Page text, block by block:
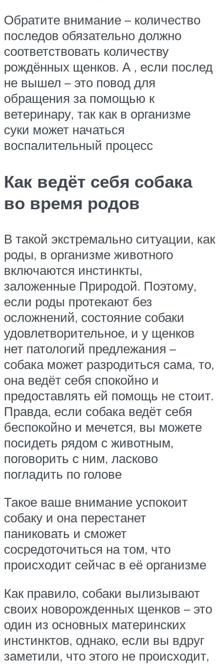
Обратите внимание – количество
последов обязательно должно
соответствовать количеству
рождённых щенков. А , если послед
не вышел – это повод для
обращения за помощью к
ветеринару, так как в организме
суки может начаться
воспалительный процесс
Как ведёт себя собака
во время родов
В такой экстремально ситуации, как
роды, в организме животного
включаются инстинкты,
заложенные Природой. Поэтому,
если роды протекают без
осложнений, состояние собаки
удовлетворительное, и у щенков
нет патологий предлежания –
собака может разродиться сама, то,
она ведёт себя спокойно и
предоставлять ей помощь не стоит.
Правда, если собака ведёт себя
беспокойно и мечется, вы можете
посидеть рядом с животным,
поговорить с ним, ласково
погладить по голове
Такое ваше внимание успокоит
собаку и она перестанет
паниковать и сможет
сосредоточиться на том, что
происходит сейчас в её организме
Как правило, собаки вылизывают
своих новорожденных щенков – это
один из основных материнских
инстинктов, однако, если вы вдруг
заметили, что этого не происходит,